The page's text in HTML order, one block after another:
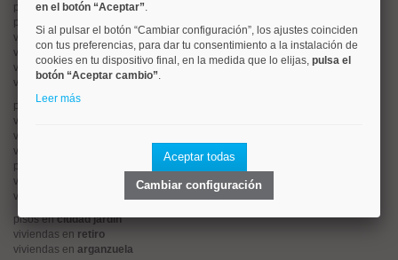
pisos en chamberí
pisos en
viviendas enargüelles
viviendas entetuán
viviendas encuatro caminos
viviendas en chamartín
pisos en rios rosas
viviendas en
viviendas en
viviendas en
pisos en
viviendas en
viviendas en
pisos enciudad jardín
viviendas en retiro
viviendas en arganzuela
en el botón “Aceptar”.
Si al pulsar el botón “Cambiar configuración”, los ajustes coinciden
con tus preferencias, para dar tu consentimiento a la instalación de
cookies en tu dispositivo final, en la medida que lo elijas, pulsa el
botón “Aceptar cambio”.
Leer más
Aceptar todas
Cambiar configuración